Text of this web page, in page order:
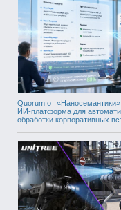
Quorum от
ИИ-платформа для
обработки корпоративных